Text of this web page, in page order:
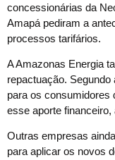
concessionárias da
Amapá pediram a
processos tarifários.
A Amazonas Energia
repactuação.
para os consumidores
esse aporte financeiro,
Outras empresas
para aplicar os novos